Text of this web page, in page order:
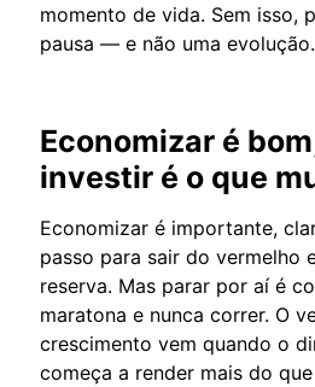
momento de vida. Sem isso,
pausa — e não uma evolução.
Economizar é
investir é o que
Economizar é importante,
passo para sair do vermelho
reserva. Mas parar por aí é
maratona e nunca correr. O
crescimento vem quando o
começa a render mais do